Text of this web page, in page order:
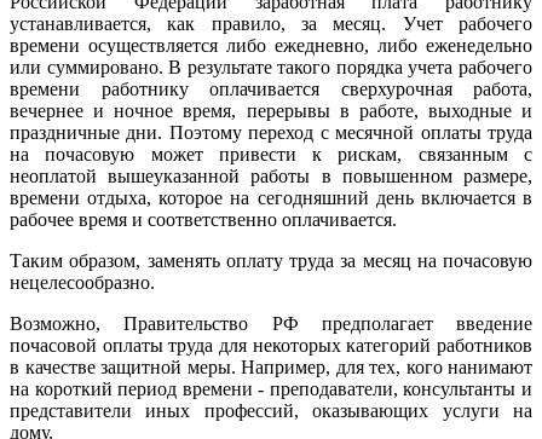
устанавливается, как правило, за месяц. Учет рабочего
времени осуществляется либо ежедневно, либо еженедельно
или суммировано. В результате такого порядка учета рабочего
времени работнику оплачивается сверхурочная работа,
вечернее и ночное время, перерывы в работе, выходные и
праздничные дни. Поэтому переход с месячной оплаты труда
на почасовую может привести к рискам, связанным с
неоплатой вышеуказанной работы в повышенном размере,
времени отдыха, которое на сегодняшний день включается в
рабочее время и соответственно оплачивается.
Таким образом, заменять оплату труда за месяц на почасовую
нецелесообразно.
Возможно, Правительство РФ предполагает введение
почасовой оплаты труда для некоторых категорий работников
в качестве защитной меры. Например, для тех, кого нанимают
на короткий период времени - преподаватели, консультанты и
представители иных профессий, оказывающих услуги на
дому.